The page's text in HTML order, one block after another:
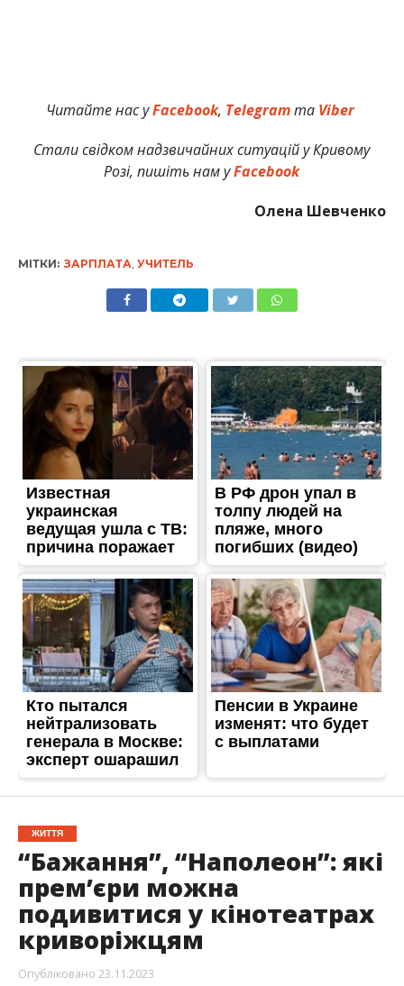
Читайте нас уFacebook, Telegramта Viber
Стали свідком надзвичайних ситуацій у Кривому
Розі, пишіть нам уFacebook
Олена Шевченко
МІТКИ: ЗАРПЛАТА УЧИТЕЛЬ
ЖИТТЯ
“Бажання”, “Наполеон”: які
прем’єри можна
подивитися у кінотеатрах
криворіжцям
Опубліковано 23.11.2023